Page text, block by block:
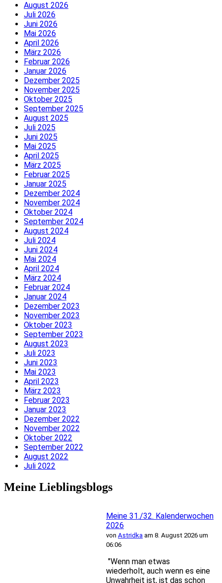
August 2026
Juli 2026
Juni 2026
Mai 2026
April 2026
März 2026
Februar 2026
Januar 2026
Dezember 2025
November 2025
Oktober 2025
September 2025
August 2025
Juli 2025
Juni 2025
Mai 2025
April 2025
März 2025
Februar 2025
Januar 2025
Dezember 2024
November 2024
Oktober 2024
September 2024
August 2024
Juli 2024
Juni 2024
Mai 2024
April 2024
März 2024
Februar 2024
Januar 2024
Dezember 2023
November 2023
Oktober 2023
September 2023
August 2023
Juli 2023
Juni 2023
Mai 2023
April 2023
März 2023
Februar 2023
Januar 2023
Dezember 2022
November 2022
Oktober 2022
September 2022
August 2022
Juli 2022
Meine Lieblingsblogs
Meine 31./32. Kalenderwochen
2026
von Astridka am 8. August 2026 um
06:06
"Wenn man etwas
wiederholt, auch wenn es eine
Unwahrheit ist, ist das schon